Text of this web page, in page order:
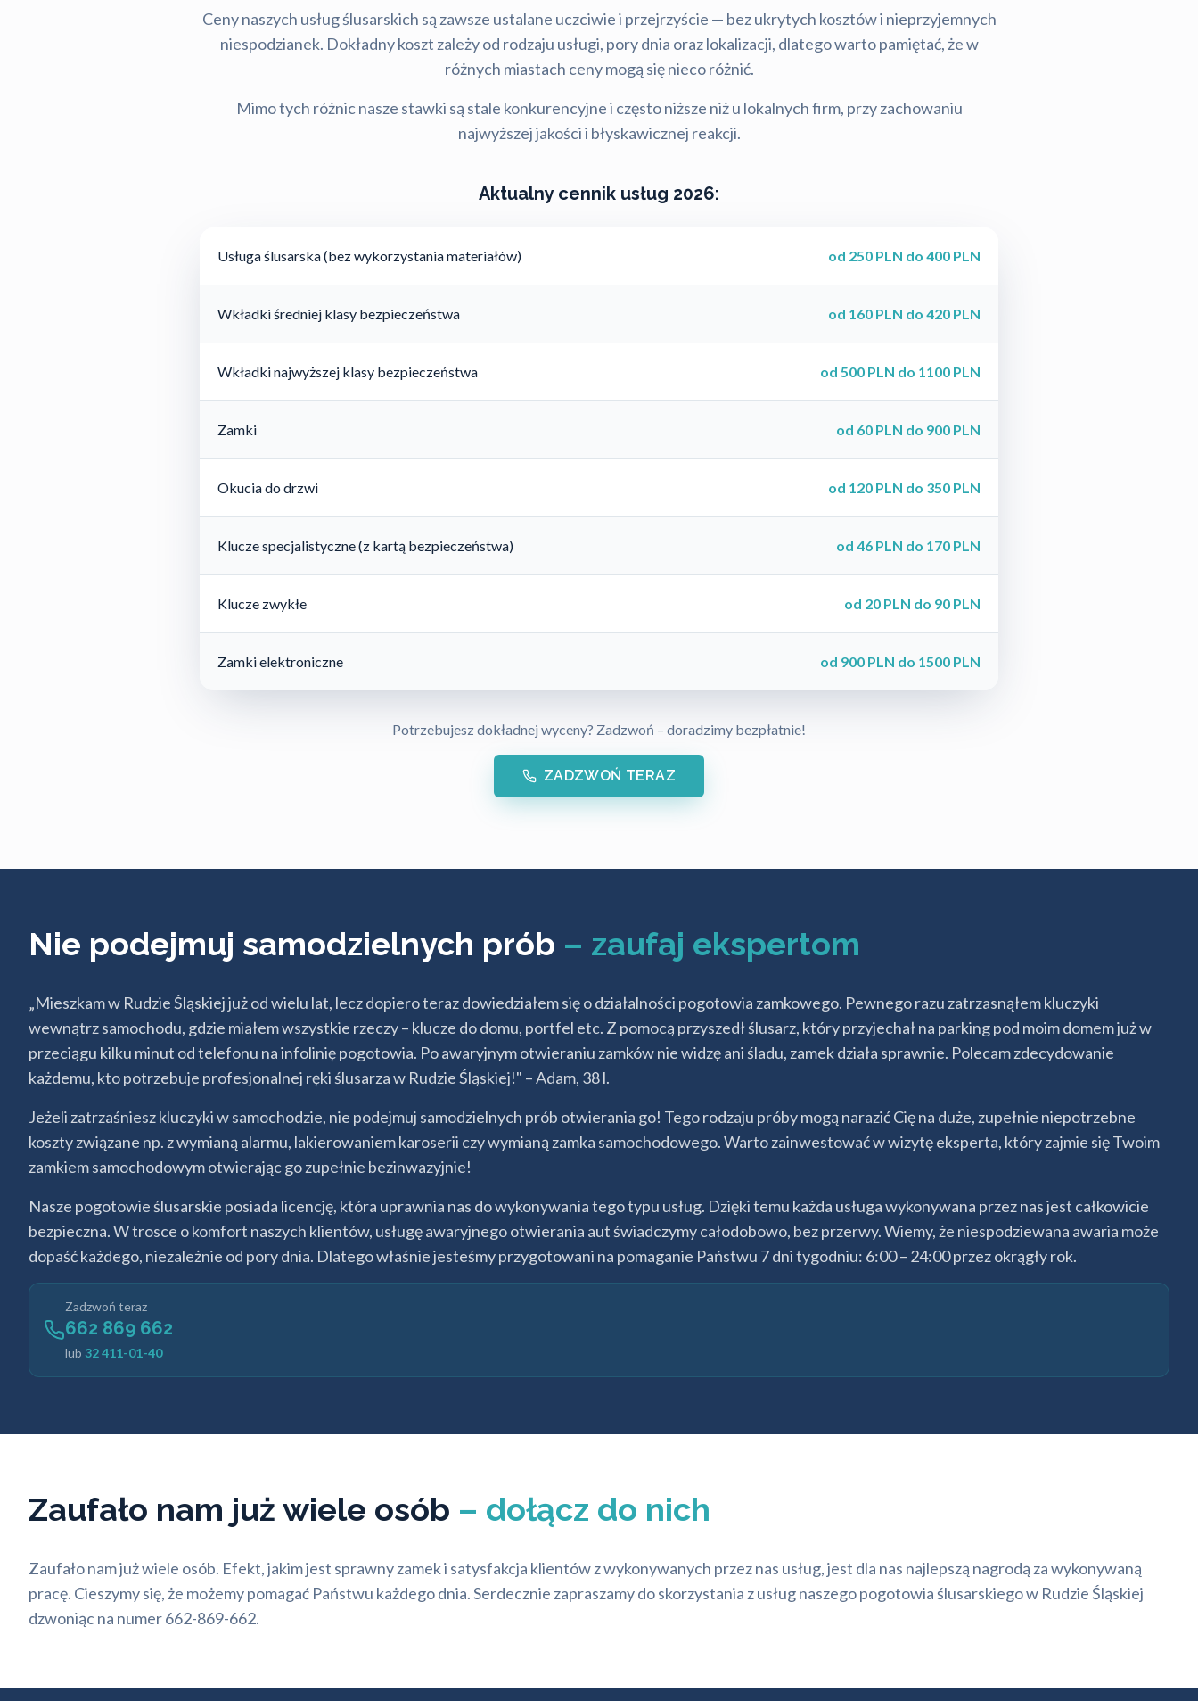
Ceny naszych usług ślusarskich są zawsze ustalane uczciwie i przejrzyście — bez ukrytych kosztów i nieprzyjemnych
niespodzianek. Dokładny koszt zależy od rodzaju usługi, pory dnia oraz lokalizacji, dlatego warto pamiętać, że w
różnych miastach ceny mogą się nieco różnić.
Mimo tych różnic nasze stawki są stale konkurencyjne i często niższe niż u lokalnych firm, przy zachowaniu
najwyższej jakości i błyskawicznej reakcji.
Aktualny cennik usług 2026:
Usługa ślusarska (bez wykorzystania materiałów) od 250 PLN do 400 PLN
Wkładki średniej klasy bezpieczeństwa od 160 PLN do 420 PLN
Wkładki najwyższej klasy bezpieczeństwa od 500 PLN do 1100 PLN
Zamki od 60 PLN do 900 PLN
Okucia do drzwi od 120 PLN do 350 PLN
Klucze specjalistyczne (z kartą bezpieczeństwa) od 46 PLN do 170 PLN
Klucze zwykłe od 20 PLN do 90 PLN
Zamki elektroniczne od 900 PLN do 1500 PLN
Potrzebujesz dokładnej wyceny? Zadzwoń – doradzimy bezpłatnie!
ZADZWOŃ TERAZ
Nie podejmuj samodzielnych prób – zaufaj ekspertom
„Mieszkam w Rudzie Śląskiej już od wielu lat, lecz dopiero teraz dowiedziałem się o działalności pogotowia zamkowego. Pewnego razu zatrzasnąłem kluczyki
wewnątrz samochodu, gdzie miałem wszystkie rzeczy – klucze do domu, portfel etc. Z pomocą przyszedł ślusarz, który przyjechał na parking pod moim domem już w
przeciągu kilku minut od telefonu na infolinię pogotowia. Po awaryjnym otwieraniu zamków nie widzę ani śladu, zamek działa sprawnie. Polecam zdecydowanie
każdemu, kto potrzebuje profesjonalnej ręki ślusarza w Rudzie Śląskiej!" – Adam, 38 l.
Jeżeli zatrzaśniesz kluczyki w samochodzie, nie podejmuj samodzielnych prób otwierania go! Tego rodzaju próby mogą narazić Cię na duże, zupełnie niepotrzebne
koszty związane np. z wymianą alarmu, lakierowaniem karoserii czy wymianą zamka samochodowego. Warto zainwestować w wizytę eksperta, który zajmie się Twoim
zamkiem samochodowym otwierając go zupełnie bezinwazyjnie!
Nasze pogotowie ślusarskie posiada licencję, która uprawnia nas do wykonywania tego typu usług. Dzięki temu każda usługa wykonywana przez nas jest całkowicie
bezpieczna. W trosce o komfort naszych klientów, usługę awaryjnego otwierania aut świadczymy całodobowo, bez przerwy. Wiemy, że niespodziewana awaria może
dopaść każdego, niezależnie od pory dnia. Dlatego właśnie jesteśmy przygotowani na pomaganie Państwu 7 dni tygodniu: 6:00 – 24:00 przez okrągły rok.
Zadzwoń teraz
662 869 662
lub 32 411-01-40
Zaufało nam już wiele osób – dołącz do nich
Zaufało nam już wiele osób. Efekt, jakim jest sprawny zamek i satysfakcja klientów z wykonywanych przez nas usług, jest dla nas najlepszą nagrodą za wykonywaną
pracę. Cieszymy się, że możemy pomagać Państwu każdego dnia. Serdecznie zapraszamy do skorzystania z usług naszego pogotowia ślusarskiego w Rudzie Śląskiej
dzwoniąc na numer 662-869-662.